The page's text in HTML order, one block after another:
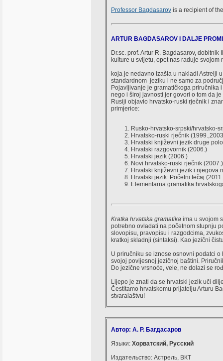
Professor Bagdasarov is a recipient of
ARTUR BAGDASAROV I DALJE
Dr.sc. prof. Artur R. Bagdasarov,
kulture u svijetu, opet nas raduje svojom
koja je nedavno izašla u nakladi Astrelji
standardnom jeziku i ne samo za
Pojavljivanje je gramatičkoga priručnika
nego i široj javnosti jer govori o tom da
Rusiji objavio hrvatsko-ruski rječnik i
primjerice:
Rusko-hrvatsko-srpski/hrvatsko-
Hrvatsko-ruski rječnik
Hrvatski književni jezik druge
Hrvatski razgovornik (2006.)
Hrvatski jezik (2006.)
Novi hrvatsko-ruski rječnik (2007.)
Hrvatski književni jezik i njegova
Hrvatski jezik: Početni tečaj
Elementarna gramatika
Kratka hrvatska gramatika ima u svojom
potrebno ovladati na početnom stupnju
slovopisu, pravopisu i razgodcima,
kratkoj skladnji (sintaksi). Kao jezični
U priručniku se iznose osnovni podatci
svojoj povijesnoj jezičnoj baštini.
Do jezične vrsnoće, vele, ne dolazi se
Lijepo je znati da se hrvatski jezik uči
Čestitamo hrvatskomu prijatelju Arturu
stvaralaštvu!
Автор: А. Р. Багдасаров
Языки: Хорватский, Русский
Издательство: Астрель, ВКТ